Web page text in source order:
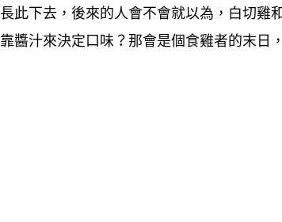
長此下去 ， 後來的人會不會就以為 ， 白切雞
靠醬汁來決定口味？那會是個食雞者的末日 ，